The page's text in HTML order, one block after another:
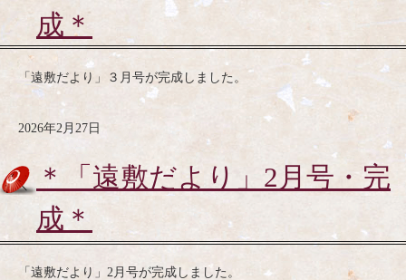
成＊
「遠敷だより」３月号が完成しました。
2026年2月27日
＊「遠敷だより」2月号・完
成＊
「遠敷だより」2月号が完成しました。